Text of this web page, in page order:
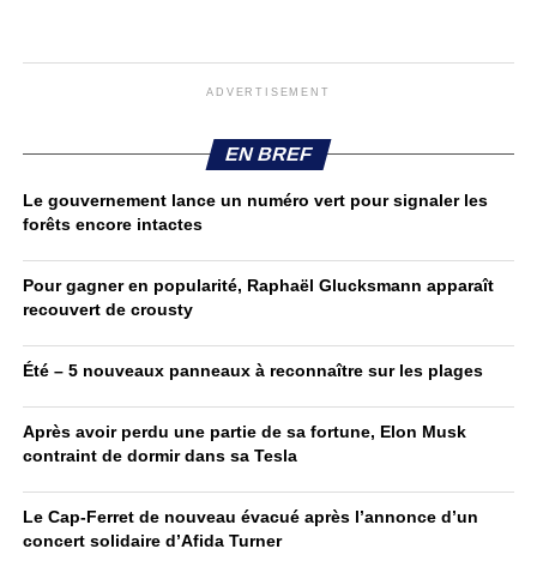
ADVERTISEMENT
EN BREF
Le gouvernement lance un numéro vert pour signaler les
forêts encore intactes
Pour gagner en popularité, Raphaël Glucksmann apparaît
recouvert de crousty
Été – 5 nouveaux panneaux à reconnaître sur les plages
Après avoir perdu une partie de sa fortune, Elon Musk
contraint de dormir dans sa Tesla
Le Cap-Ferret de nouveau évacué après l’annonce d’un
concert solidaire d’Afida Turner